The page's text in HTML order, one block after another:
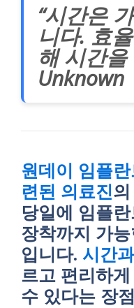
“시간은
니다. 효
해 시간을
Unknown
원데이 임플
련된 의료진
당일에 임플
장착까지 가
입니다. 시간
르고 편리하
수 있다는 장